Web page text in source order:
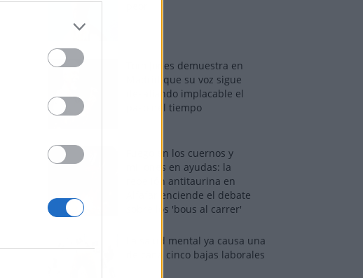
Tom Jones demuestra en
Madrid que su voz sigue
desafiando implacable el
paso del tiempo
Fuego en los cuernos y
millones en ayudas: la
rebelión antitaurina en
Alfafar enciende el debate
sobre los 'bous al carrer'
La salud mental ya causa una
de cada cinco bajas laborales